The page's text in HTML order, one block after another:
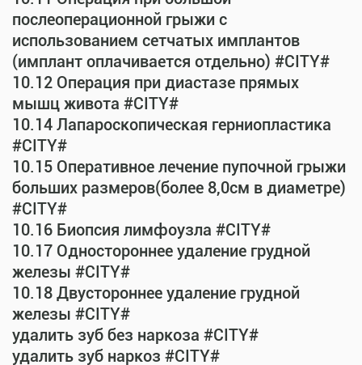
послеоперационной грыжи с
использованием сетчатых имплантов
(имплант оплачивается отдельно) #CITY#
10.12 Операция при диастазе прямых
мышц живота #CITY#
10.14 Лапароскопическая герниопластика
#CITY#
10.15 Оперативное лечение пупочной грыжи
больших размеров(более 8,0см в диаметре)
#CITY#
10.16 Биопсия лимфоузла #CITY#
10.17 Одностороннее удаление грудной
железы #CITY#
10.18 Двустороннее удаление грудной
железы #CITY#
удалить зуб без наркоза #CITY#
удалить зуб наркоз #CITY#